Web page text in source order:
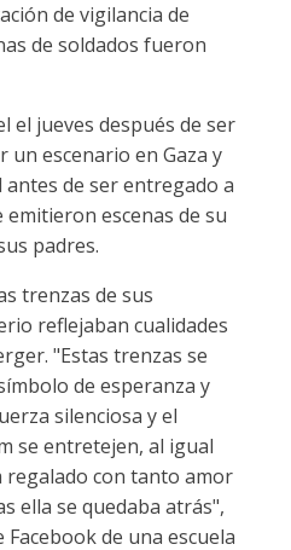
de vigilancia de
de soldados fueron
el jueves después de ser
escenario en Gaza y
de ser entregado a
emitieron escenas de su
padres.
trenzas de sus
reflejaban cualidades
"Estas trenzas se
de esperanza y
silenciosa y el
se entretejen, al igual
regalado con tanto amor
ella se quedaba atrás",
de una escuela